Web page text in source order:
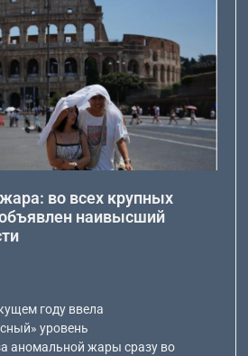
во всех крупных
наивысший
году ввела
уровень
аномальной жары сразу во